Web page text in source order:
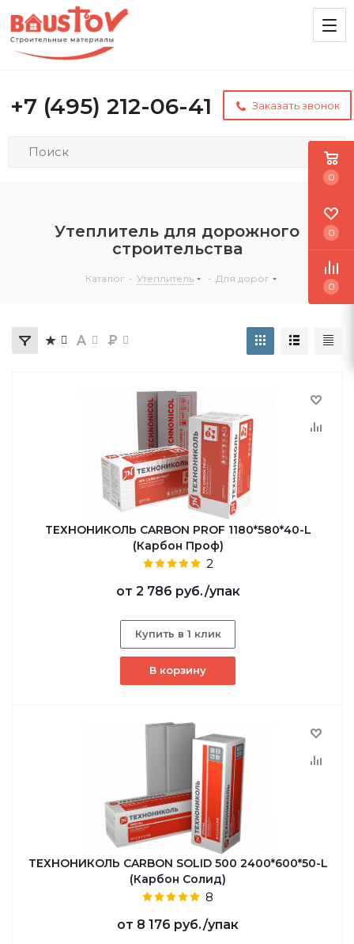
+7 (495) 212-06-41 Заказать звонок
Утеплитель для дорожного
строительства
Каталог - Утеплитель - Для дорог
ТЕХНОНИКОЛЬ CARBON PROF 1180*580*40-L
(Карбон Проф)
2
от 2 786 руб./упак
Купить в 1 клик
В корзину
ТЕХНОНИКОЛЬ CARBON SOLID 500 2400*600*50-L
(Карбон Солид)
8
от 8 176 руб./упак
0
0
0